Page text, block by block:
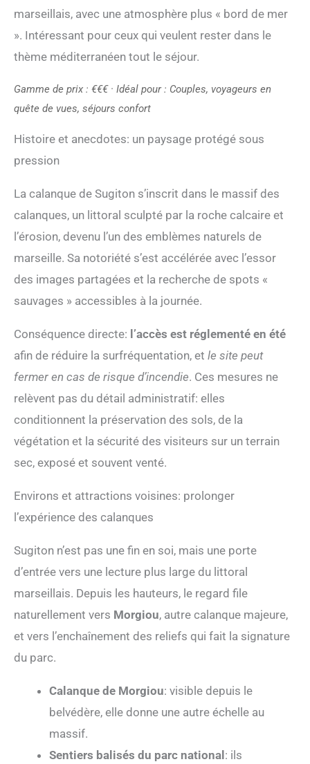
marseillais, avec une atmosphère plus « bord de mer
». Intéressant pour ceux qui veulent rester dans le
thème méditerranéen tout le séjour.
Gamme de prix : €€€ · Idéal pour : Couples, voyageurs en
quête de vues, séjours confort
Histoire et anecdotes: un paysage protégé sous
pression
La calanque de Sugiton s’inscrit dans le massif des
calanques, un littoral sculpté par la roche calcaire et
l’érosion, devenu l’un des emblèmes naturels de
marseille. Sa notoriété s’est accélérée avec l’essor
des images partagées et la recherche de spots «
sauvages » accessibles à la journée.
Conséquence directe: l’accès est réglementé en été
afin de réduire la surfréquentation, et le site peut
fermer en cas de risque d’incendie. Ces mesures ne
relèvent pas du détail administratif: elles
conditionnent la préservation des sols, de la
végétation et la sécurité des visiteurs sur un terrain
sec, exposé et souvent venté.
Environs et attractions voisines: prolonger
l’expérience des calanques
Sugiton n’est pas une fin en soi, mais une porte
d’entrée vers une lecture plus large du littoral
marseillais. Depuis les hauteurs, le regard file
naturellement vers Morgiou, autre calanque majeure,
et vers l’enchaînement des reliefs qui fait la signature
du parc.
Calanque de Morgiou: visible depuis le
belvédère, elle donne une autre échelle au
massif.
Sentiers balisés du parc national: ils